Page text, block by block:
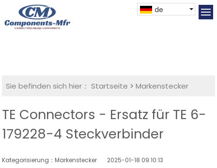
de
Sie befinden sich hier： Startseite >Markenstecker
TE Connectors - Ersatz für TE 6-
179228-4 Steckverbinder
Kategorisierung：Markenstecker 2025-01-18 09:10:13